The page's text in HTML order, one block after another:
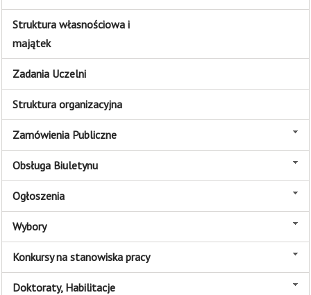
Struktura własnościowa i
majątek
Zadania Uczelni
Struktura organizacyjna
Zamówienia Publiczne
Obsługa Biuletynu
Ogłoszenia
Wybory
Konkursy na stanowiska pracy
Doktoraty, Habilitacje